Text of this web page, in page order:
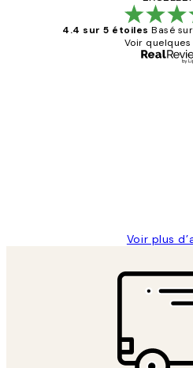
4.4 sur 5 étoiles Basé
Voir quelques
Voir plus